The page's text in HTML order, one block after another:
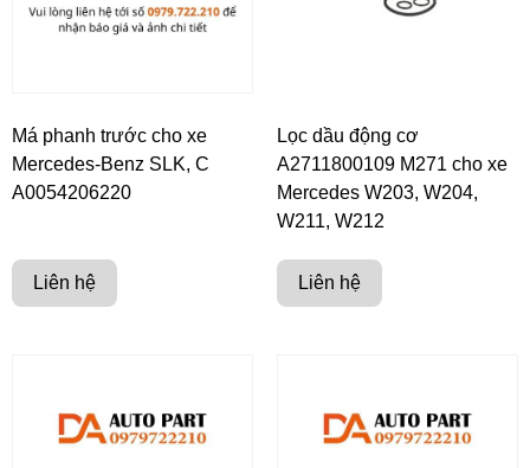
Má phanh trước cho xe
Mercedes-Benz SLK, C
A0054206220
Liên hệ
Lọc dầu động cơ
A2711800109 M271 cho xe
Mercedes W203, W204,
W211, W212
Liên hệ